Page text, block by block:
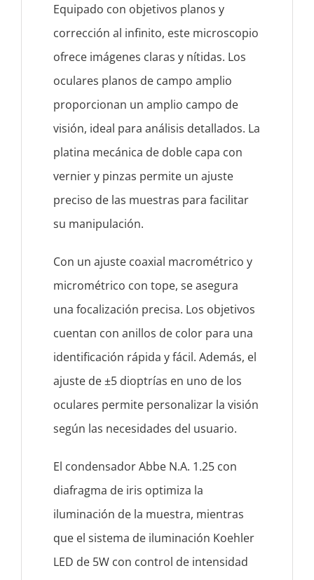
Equipado con objetivos planos y
corrección al infinito, este microscopio
ofrece imágenes claras y nítidas. Los
oculares planos de campo amplio
proporcionan un amplio campo de
visión, ideal para análisis detallados. La
platina mecánica de doble capa con
vernier y pinzas permite un ajuste
preciso de las muestras para facilitar
su manipulación.
Con un ajuste coaxial macrométrico y
micrométrico con tope, se asegura
una focalización precisa. Los objetivos
cuentan con anillos de color para una
identificación rápida y fácil. Además, el
ajuste de ±5 dioptrías en uno de los
oculares permite personalizar la visión
según las necesidades del usuario.
El condensador Abbe N.A. 1.25 con
diafragma de iris optimiza la
iluminación de la muestra, mientras
que el sistema de iluminación Koehler
LED de 5W con control de intensidad